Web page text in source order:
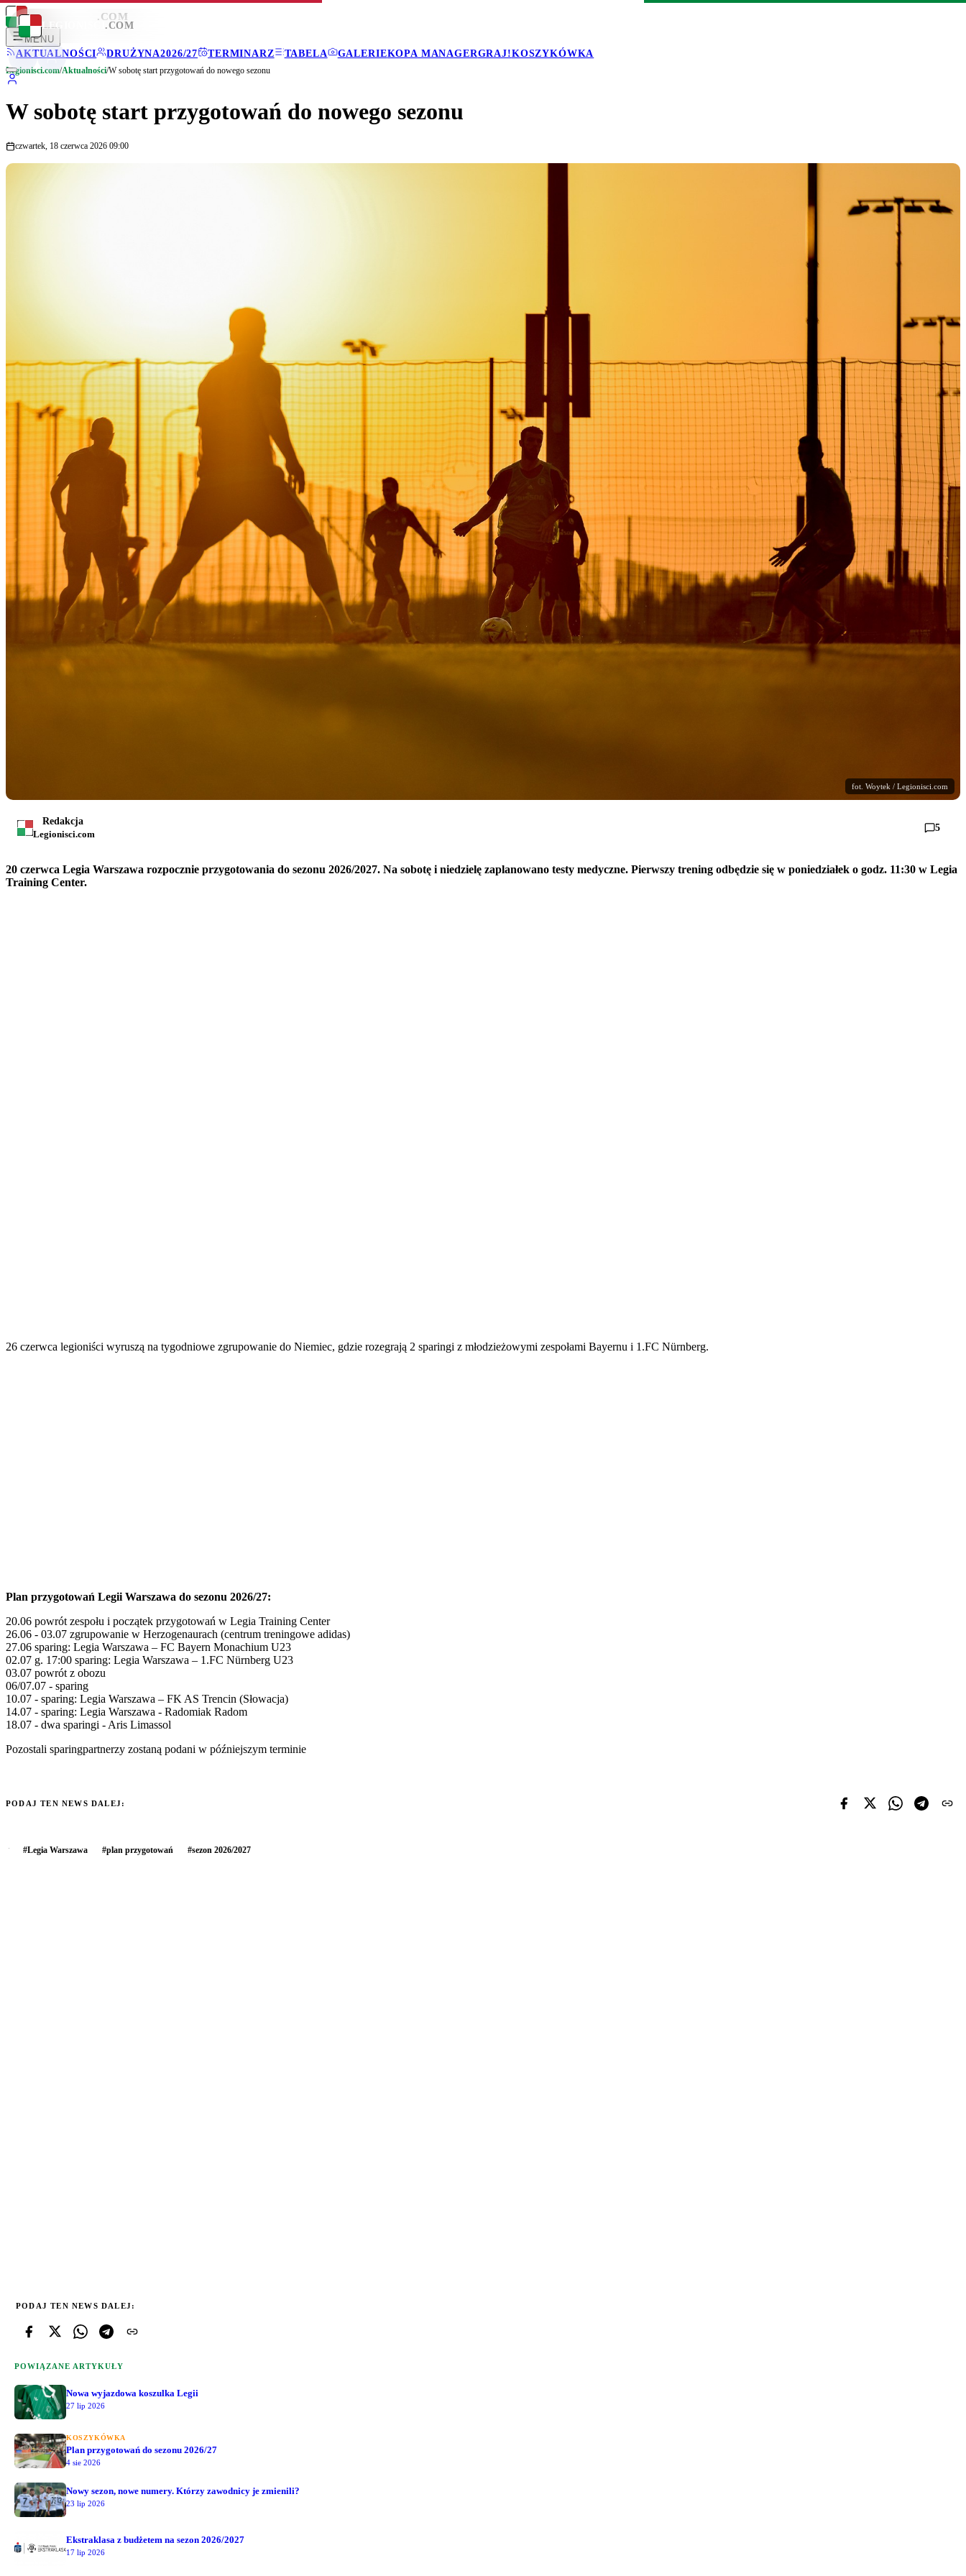
LEGIONISCI .COM
MENU
AKTUALNOŚCI
DRUŻYNA2026/27 TERMINARZ TABELA GALERIEKOPA MANAGERGRAJ!KOSZYKÓWKA
LEGIONISCI .COM
Legionisci.com/Aktualności/W sobotę start przygotowań do nowego sezonu
W sobotę start przygotowań do nowego sezonu
czwartek, 18 czerwca 2026 09:00
fot. Woytek / Legionisci.com
Redakcja
Legionisci.com
5
20 czerwca Legia Warszawa rozpocznie przygotowania do sezonu 2026/2027. Na sobotę i niedzielę zaplanowano testy medyczne. Pierwszy trening odbędzie się w poniedziałek o godz. 11:30 w Legia
Training Center.
26 czerwca legioniści wyruszą na tygodniowe zgrupowanie do Niemiec, gdzie rozegrają 2 sparingi z młodzieżowymi zespołami Bayernu i 1.FC Nürnberg.
Plan przygotowań Legii Warszawa do sezonu 2026/27:
20.06 powrót zespołu i początek przygotowań w Legia Training Center
26.06 - 03.07 zgrupowanie w Herzogenaurach (centrum treningowe adidas)
27.06 sparing: Legia Warszawa – FC Bayern Monachium U23
02.07 g. 17:00 sparing: Legia Warszawa – 1.FC Nürnberg U23
03.07 powrót z obozu
06/07.07 - sparing
10.07 - sparing: Legia Warszawa – FK AS Trencin (Słowacja)
14.07 - sparing: Legia Warszawa - Radomiak Radom
18.07 - dwa sparingi - Aris Limassol
Pozostali sparingpartnerzy zostaną podani w późniejszym terminie
PODAJ TEN NEWS DALEJ:
#Legia Warszawa #plan przygotowań #sezon 2026/2027
PODAJ TEN NEWS DALEJ:
POWIĄZANE ARTYKUŁY
Nowa wyjazdowa koszulka Legii
27 lip 2026
KOSZYKÓWKA
Plan przygotowań do sezonu 2026/27
4 sie 2026
Nowy sezon, nowe numery. Którzy zawodnicy je zmienili?
23 lip 2026
Ekstraklasa z budżetem na sezon 2026/2027
17 lip 2026